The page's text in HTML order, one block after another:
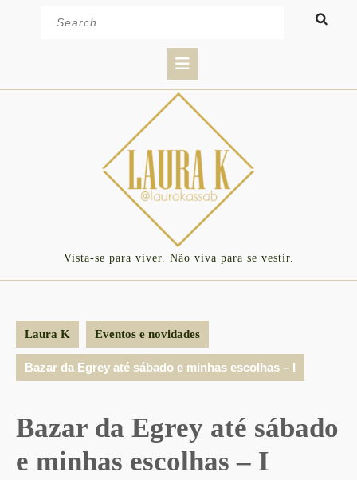
Button
Vista-se para viver. Não viva para se vestir.
Laura K Eventos e novidades
Bazar da Egrey até sábado e minhas escolhas – I
Bazar da Egrey até sábado
e minhas escolhas – I